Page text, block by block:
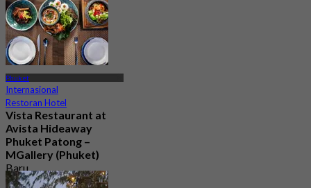
Phuket
Internasional
Restoran Hotel
Vista Restaurant at
Avista Hideaway
Phuket Patong –
MGallery (Phuket)
Baru
Dari฿ 750